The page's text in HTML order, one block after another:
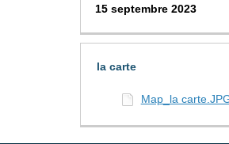
15 septembre 2023
la carte
Map_la